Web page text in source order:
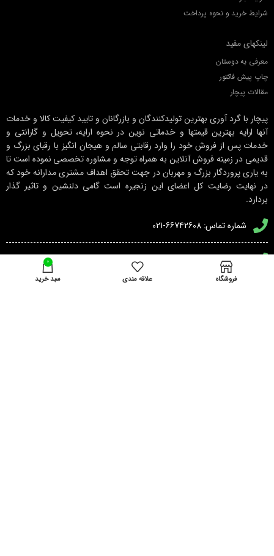
شرایط خرید و نحوه پرداخت
لینکهای مفید
معرفی به دوستان
چاپ پیش فاکتور
مقالات پیچار
پیچار با گرد آوری بهترین تولیدکنندگان و بازرگانان و تایید کیفیت کالا و خدمات
آنها ارایه بهترین قیمتها و خدماتی نوین در نحوه ارایه، تحویل و گارانتی و
خدمات پس از فروش خود را وارد رقابتی سالم و هیجان انگیز با رقبای بزرگ و
قدیمی در زمینه فروش آنلاین به همراه توجه و مشاوره تخصصی نموده است تا
به یاری پروردگار بزرگ و مهربان در جهت تحقق اهداف مشتری مدارانه خود که
در نهایت رضایت کل اعضای این زنجیره است گامی دلنشین و تاثیر گذار
بردارد.
شماره تماس: 66742608-021
شماره تماس پشتیبانی: 66750326-021
فروشگاه علاقه مندی
0
سبد خرید